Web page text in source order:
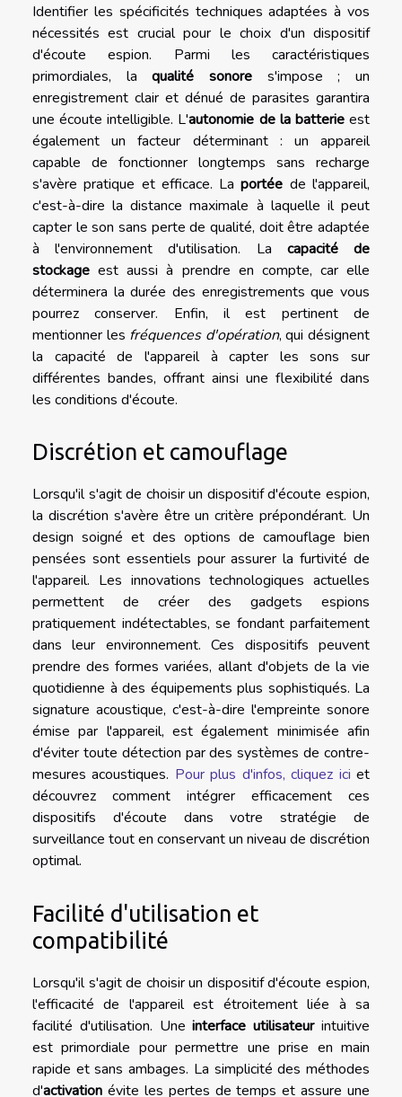
Identifier les spécificités techniques adaptées à vos
nécessités est crucial pour le choix d'un dispositif
d'écoute espion. Parmi les caractéristiques
primordiales, laqualité sonore s'impose ; un
enregistrement clair et dénué de parasites garantira
une écoute intelligible. L'autonomie de la batterieest
également un facteur déterminant : un appareil
capable de fonctionner longtemps sans recharge
s'avère pratique et efficace. Laportée de l'appareil,
c'est-à-dire la distance maximale à laquelle il peut
capter le son sans perte de qualité, doit être adaptée
à l'environnement d'utilisation. La capacité de
stockage est aussi à prendre en compte, car elle
déterminera la durée des enregistrements que vous
pourrez conserver. Enfin, il est pertinent de
mentionner les fréquences d'opération, qui désignent
la capacité de l'appareil à capter les sons sur
différentes bandes, offrant ainsi une flexibilité dans
les conditions d'écoute.
Discrétion et camouflage
Lorsqu'il s'agit de choisir un dispositif d'écoute espion,
la discrétion s'avère être un critère prépondérant. Un
design soigné et des options de camouflage bien
pensées sont essentiels pour assurer la furtivité de
l'appareil. Les innovations technologiques actuelles
permettent de créer des gadgets espions
pratiquement indétectables, se fondant parfaitement
dans leur environnement. Ces dispositifs peuvent
prendre des formes variées, allant d'objets de la vie
quotidienne à des équipements plus sophistiqués. La
signature acoustique, c'est-à-dire l'empreinte sonore
émise par l'appareil, est également minimisée afin
d'éviter toute détection par des systèmes de contre-
mesures acoustiques. Pour plus d'infos, cliquez ici et
découvrez comment intégrer efficacement ces
dispositifs d'écoute dans votre stratégie de
surveillance tout en conservant un niveau de discrétion
optimal.
Facilité d'utilisation et
compatibilité
Lorsqu'il s'agit de choisir un dispositif d'écoute espion,
l'efficacité de l'appareil est étroitement liée à sa
facilité d'utilisation. Uneinterface utilisateurintuitive
est primordiale pour permettre une prise en main
rapide et sans ambages. La simplicité des méthodes
d'activation évite les pertes de temps et assure une